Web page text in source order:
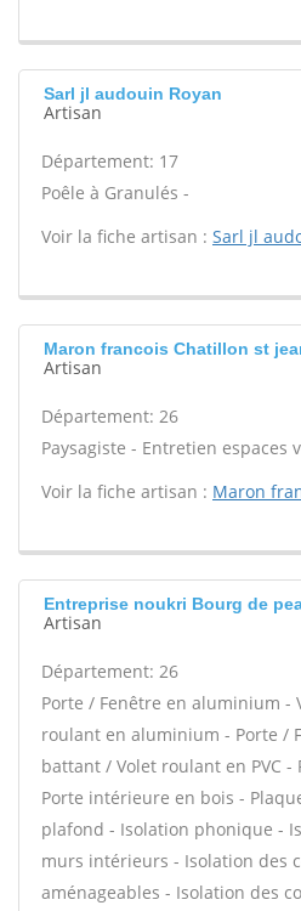
Sarl jl audouin Royan
Artisan
Département: 17
Poêle à Granulés -
Voir la fiche artisan : Sarl jl
Maron francois Chatillon st
Artisan
Département: 26
Paysagiste - Entretien espaces
Voir la fiche artisan : Maron
Entreprise noukri Bourg de
Artisan
Département: 26
Porte / Fenêtre en aluminium -
roulant en aluminium - Porte /
battant / Volet roulant en PVC -
Porte intérieure en bois -
plafond - Isolation phonique -
murs intérieurs - Isolation des
aménageables - Isolation des